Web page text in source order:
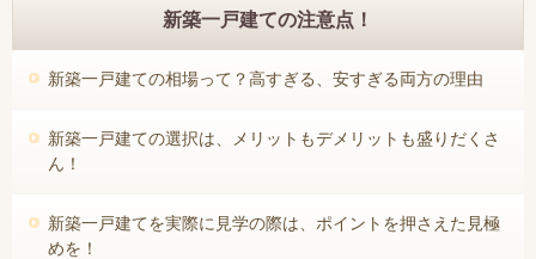
新築一戸建ての注意点！
新築一戸建ての相場って？高すぎる、安すぎる両方の理由
新築一戸建ての選択は、メリットもデメリットも盛りだくさ
ん！
新築一戸建てを実際に見学の際は、ポイントを押さえた見極
めを！